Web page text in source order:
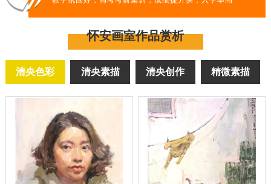
怀安画室作品赏析
清央色彩 清央素描 清央创作 精微素描